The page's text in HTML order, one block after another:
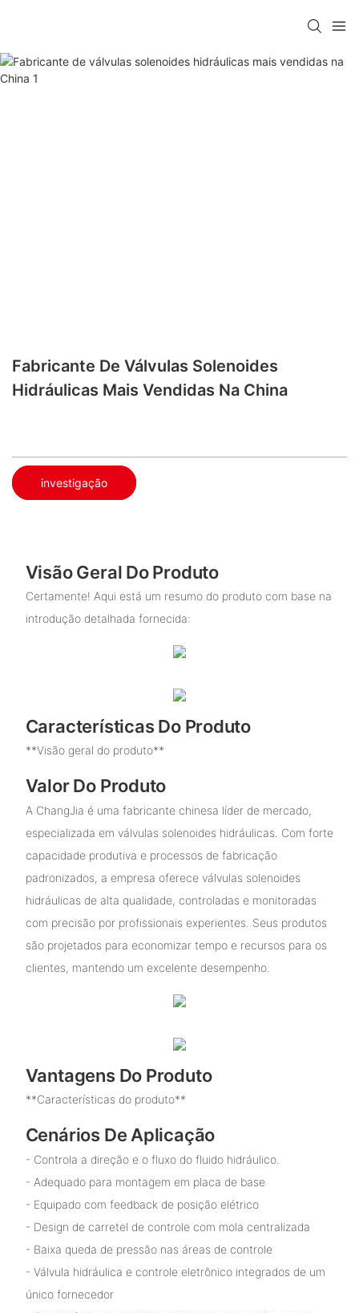
Fabricante De Válvulas Solenoides
Hidráulicas Mais Vendidas Na China
investigação
Visão Geral Do Produto
Certamente! Aqui está um resumo do produto com base na
introdução detalhada fornecida:
Características Do Produto
**Visão geral do produto**
Valor Do Produto
A ChangJia é uma fabricante chinesa líder de mercado,
especializada em válvulas solenoides hidráulicas. Com forte
capacidade produtiva e processos de fabricação
padronizados, a empresa oferece válvulas solenoides
hidráulicas de alta qualidade, controladas e monitoradas
com precisão por profissionais experientes. Seus produtos
são projetados para economizar tempo e recursos para os
clientes, mantendo um excelente desempenho.
Vantagens Do Produto
**Características do produto**
Cenários De Aplicação
- Controla a direção e o fluxo do fluido hidráulico.
- Adequado para montagem em placa de base
- Equipado com feedback de posição elétrico
- Design de carretel de controle com mola centralizada
- Baixa queda de pressão nas áreas de controle
- Válvula hidráulica e controle eletrônico integrados de um
único fornecedor